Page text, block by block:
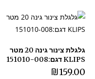
גלגלת צינור גינה 20 מטר
KLIPS דגם:151010-008
₪159.00